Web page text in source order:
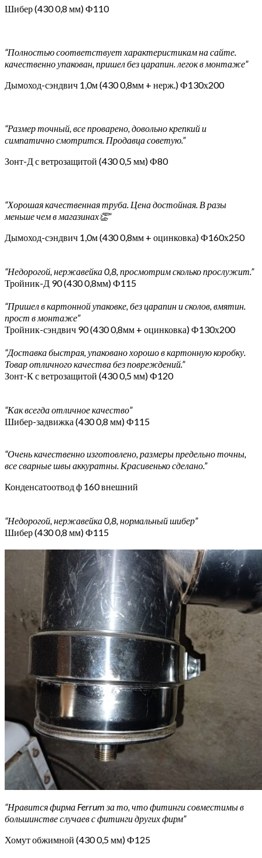
Шибер (430 0,8 мм) Ф110
“Полностью соответствует характеристикам на сайте.
качественно упакован, пришел без царапин. легок в монтаже”
Дымоход-сэндвич 1,0м (430 0,8мм + нерж.) Ф130х200
“Размер точный, все проварено, довольно крепкий и
симпатично смотрится. Продавца советую.”
Зонт-Д с ветрозащитой (430 0,5 мм) Ф80
“Хорошая качественная труба. Цена достойная. В разы
меньше чем в магазинах👏”
Дымоход-сэндвич 1,0м (430 0,8мм + оцинковка) Ф160х250
“Недорогой, нержавейка 0,8, просмотрим сколько прослужит.”
Тройник-Д 90 (430 0,8мм) Ф115
“Пришел в картонной упаковке, без царапин и сколов, вмятин.
прост в монтаже”
Тройник-сэндвич 90 (430 0,8мм + оцинковка) Ф130х200
“Доставка быстрая, упаковано хорошо в картонную коробку.
Товар отличного качества без повреждений.”
Зонт-К с ветрозащитой (430 0,5 мм) Ф120
“Как всегда отличное качество”
Шибер-задвижка (430 0,8 мм) Ф115
“Очень качественно изготовлено, размеры предельно точны,
все сварные швы аккуратны. Красивенько сделано.”
Конденсатоотвод ф 160 внешний
“Недорогой, нержавейка 0,8, нормальный шибер”
Шибер (430 0,8 мм) Ф115
“Нравится фирма Ferrum за то, что фитинги совместимы в
большинстве случаев с фитинги других фирм”
Хомут обжимной (430 0,5 мм) Ф125